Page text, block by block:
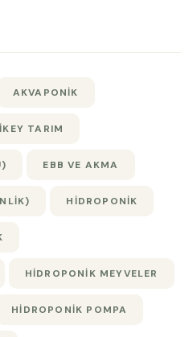
AKVAPONIK
TARIM
EBB VE AKMA
HIDROPONIK
HIDROPONIK MEYVELER
HIDROPONIK POMPA